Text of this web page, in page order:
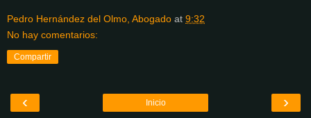
Pedro Hernández del Olmo, Abogado at 9:32
No hay comentarios:
Compartir
‹ ›
Inicio